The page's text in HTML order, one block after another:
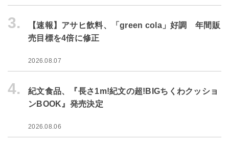
3.
【速報】アサヒ飲料、「green cola」好調 年間販
売目標を4倍に修正
2026.08.07
4.
紀文食品、『長さ1m!紀文の超!BIGちくわクッショ
ンBOOK』発売決定
2026.08.06